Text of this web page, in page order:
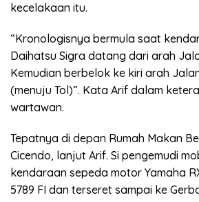
kecelakaan itu.
“Kronologisnya bermula saat
Daihatsu Sigra datang dari arah
Kemudian berbelok ke kiri arah
(menuju Tol)”. Kata Arif dalam
wartawan.
Tepatnya di depan Rumah Makan
Cicendo, lanjut Arif. Si pengemudi
kendaraan sepeda motor Yamaha
5789 FI dan terseret sampai ke